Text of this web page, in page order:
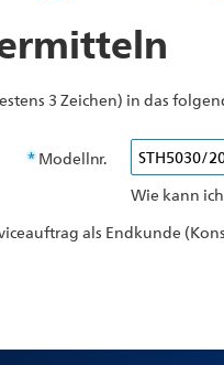
3 Zeichen) in das
Modellnr.
Wie kann
als Endkunde